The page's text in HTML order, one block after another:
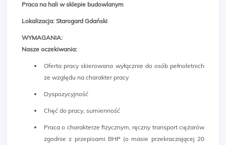
Praca na hali w sklepie budowlanym
Lokalizacja: Starogard Gdański
WYMAGANIA:
Nasze oczekiwania:
Oferta pracy skierowana wyłącznie do osób pełnoletnich
ze względu na charakter pracy
Dyspozycyjność
Chęć do pracy, sumienność
Praca o charakterze fizycznym, ręczny transport ciężarów
zgodnie z przepisami BHP (o masie przekraczającej 20